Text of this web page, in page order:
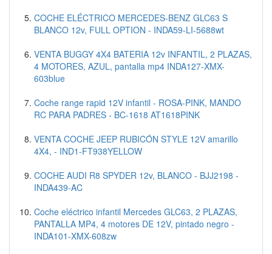
COCHE ELÉCTRICO MERCEDES-BENZ GLC63 S
BLANCO 12v, FULL OPTION - INDA59-LI-5688wt
VENTA BUGGY 4X4 BATERIA 12v INFANTIL, 2 PLAZAS,
4 MOTORES, AZUL, pantalla mp4 INDA127-XMX-
603blue
Coche range rapid 12V infantil - ROSA-PINK, MANDO
RC PARA PADRES - BC-1618 AT1618PINK
VENTA COCHE JEEP RUBICÓN STYLE 12V amarillo
4X4, - IND1-FT938YELLOW
COCHE AUDI R8 SPYDER 12v, BLANCO - BJJ2198 -
INDA439-AC
Coche eléctrico infantil Mercedes GLC63, 2 PLAZAS,
PANTALLA MP4, 4 motores DE 12V, pintado negro -
INDA101-XMX-608zw